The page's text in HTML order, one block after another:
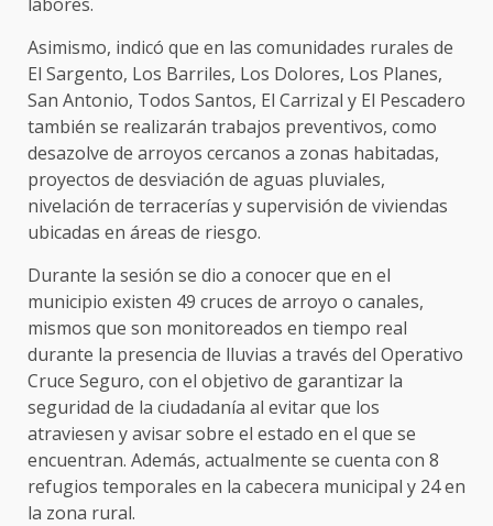
Asimismo, indicó que en las comunidades rurales de
El Sargento, Los Barriles, Los Dolores, Los Planes,
San Antonio, Todos Santos, El Carrizal y El Pescadero
también se realizarán trabajos preventivos, como
desazolve de arroyos cercanos a zonas habitadas,
proyectos de desviación de aguas pluviales,
nivelación de terracerías y supervisión de viviendas
ubicadas en áreas de riesgo.
Durante la sesión se dio a conocer que en el
municipio existen 49 cruces de arroyo o canales,
mismos que son monitoreados en tiempo real
durante la presencia de lluvias a través del Operativo
Cruce Seguro, con el objetivo de garantizar la
seguridad de la ciudadanía al evitar que los
atraviesen y avisar sobre el estado en el que se
encuentran. Además, actualmente se cuenta con 8
refugios temporales en la cabecera municipal y 24 en
la zona rural.